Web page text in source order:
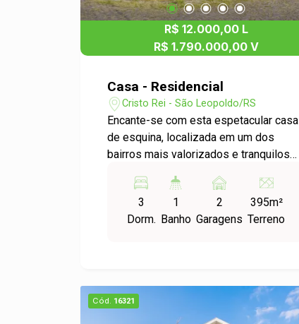
R$ 12.000,00 L
R$ 1.790.000,00 V
Casa - Residencial
Cristo Rei - São Leopoldo/RS
Encante-se com esta espetacular casa
de esquina, localizada em um dos
bairros mais valorizados e tranquilos
arquitetura moderna e funcional, esta
residência foi pensada para
proporcionar conforto, sofisticação e
natural Escritório ideal para home office
ou estudos Sala de estar e jantar
3
Dorm.
1
Banho
2
Garagens
395m²
Terreno
Cód. 16321